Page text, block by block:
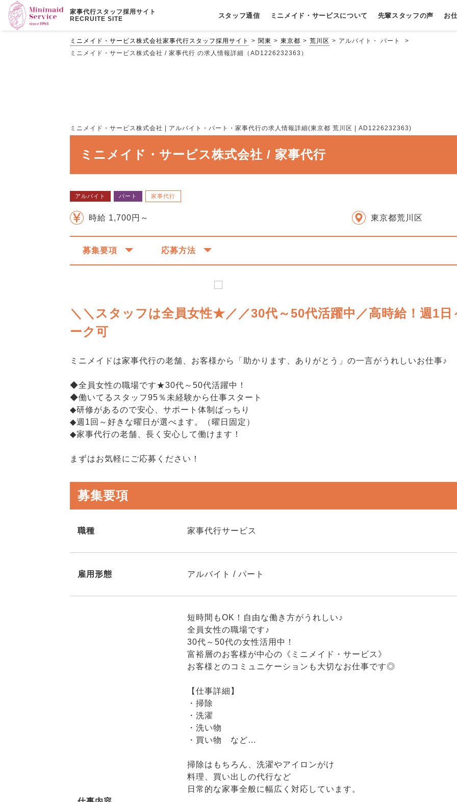
家事代行スタッフ採用サイト
RECRUITE SITE
スタッフ通信 ミニメイド・サービスについて 先輩スタッフの声 お
ミニメイド・サービス株式会社家事代行スタッフ採用サイト 関東 東京都 荒川区
アルバイト・ パート
ミニメイド・サービス株式会社 / 家事代行 の求人情報詳細（AD1226232363）
ミニメイド・サービス株式会社 | アルバイト・パート・家事代行の求人情報詳細(東京都 荒川区 | AD1226232363)
ミニメイド・サービス株式会社 / 家事代行
アルバイト パート 家事代行
時給 1,700円～ 東京都荒川区
募集要項 応募方法
＼＼スタッフは全員女性★／／30代～50代活躍中／高時給！週1
ーク可
ミニメイドは家事代行の老舗、お客様から「助かります、ありがとう」の一言がうれしいお仕事♪
◆全員女性の職場です★30代～50代活躍中！
◆働いてるスタッフ95％未経験から仕事スタート
◆研修があるので安心、サポート体制ばっちり
◆週1回～好きな曜日が選べます。（曜日固定）
◆家事代行の老舗、長く安心して働けます！
まずはお気軽にご応募ください！
募集要項
職種 家事代行サービス
雇用形態 アルバイト / パート
短時間もOK！自由な働き方がうれしい♪
全員女性の職場です♪
30代～50代の女性活用中！
富裕層のお客様が中心の《ミニメイド・サービス》
お客様とのコミュニケーションも大切なお仕事です◎
【仕事詳細】
・掃除
・洗濯
・洗い物
・買い物 など…
掃除はもちろん、洗濯やアイロンがけ
料理、買い出しの代行など
日常的な家事全般に幅広く対応しています。